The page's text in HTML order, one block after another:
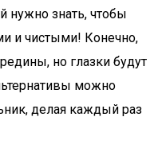
нужно знать, чтобы
и чистыми! Конечно,
но глазки будут
можно
делая каждый раз